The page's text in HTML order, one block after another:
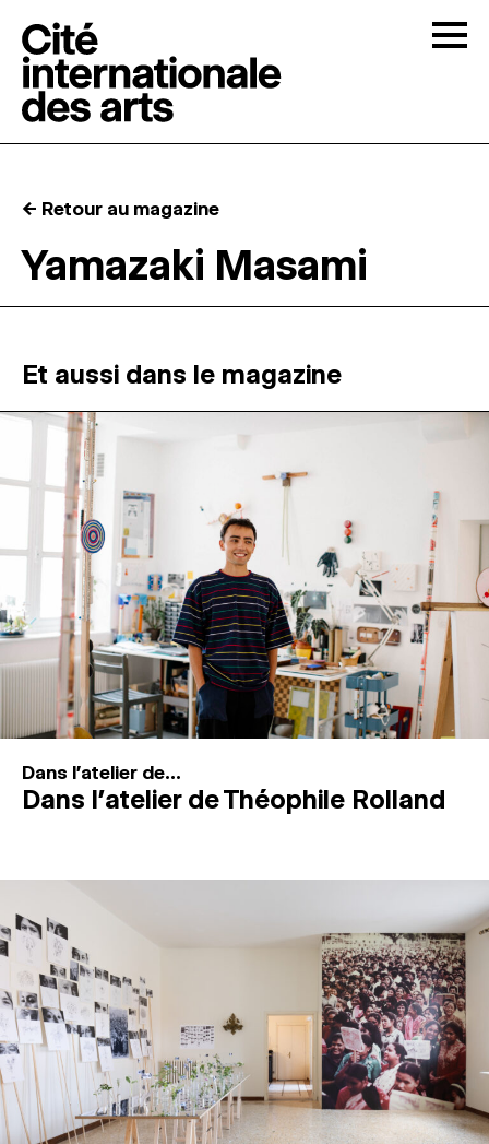
RÉSIDENCES ↓
ATELIERS OUVERTS
PROGRAMMATION
MAGAZINE
ESPACES DE PRATIQUE ARTISTIQUE ↓
Recherche
Connexion
← Retour au magazine
Yamazaki Masami
Et aussi dans le magazine
Dans l'atelier de...
Dans l’atelier de Théophile Rolland